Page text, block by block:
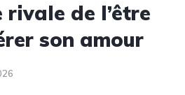
rivale de l’être
son amour